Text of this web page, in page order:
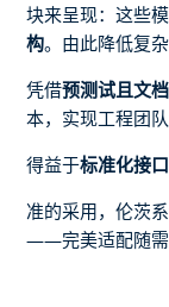
块来呈现：这些
构。由此降低复
凭借预测试且文
本，实现工程团队
得益于标准化接口
准的采用，伦茨
——完美适配随需